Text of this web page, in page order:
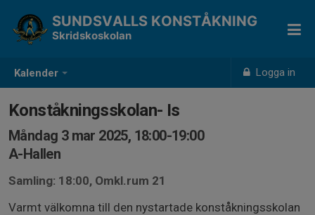
Kalender Logga in
SUNDSVALLS KONSTÅKNING
Skridskoskolan
Konståkningsskolan- Is
Måndag 3 mar 2025, 18:00-19:00
A-Hallen
Samling: 18:00, Omkl.rum 21
Varmt välkomna till den nystartade konståkningsskolan